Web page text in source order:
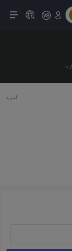
المزيد